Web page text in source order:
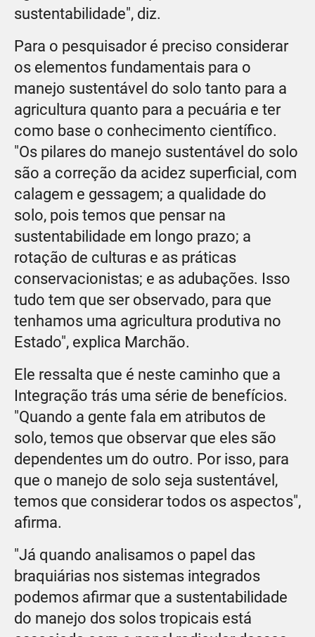
sustentabilidade", diz.
Para o pesquisador é preciso considerar
os elementos fundamentais para o
manejo sustentável do solo tanto para a
agricultura quanto para a pecuária e ter
como base o conhecimento científico.
"Os pilares do manejo sustentável do solo
são a correção da acidez superficial, com
calagem e gessagem; a qualidade do
solo, pois temos que pensar na
sustentabilidade em longo prazo; a
rotação de culturas e as práticas
conservacionistas; e as adubações. Isso
tudo tem que ser observado, para que
tenhamos uma agricultura produtiva no
Estado", explica Marchão.
Ele ressalta que é neste caminho que a
Integração trás uma série de benefícios.
"Quando a gente fala em atributos de
solo, temos que observar que eles são
dependentes um do outro. Por isso, para
que o manejo de solo seja sustentável,
temos que considerar todos os aspectos",
afirma.
"Já quando analisamos o papel das
braquiárias nos sistemas integrados
podemos afirmar que a sustentabilidade
do manejo dos solos tropicais está